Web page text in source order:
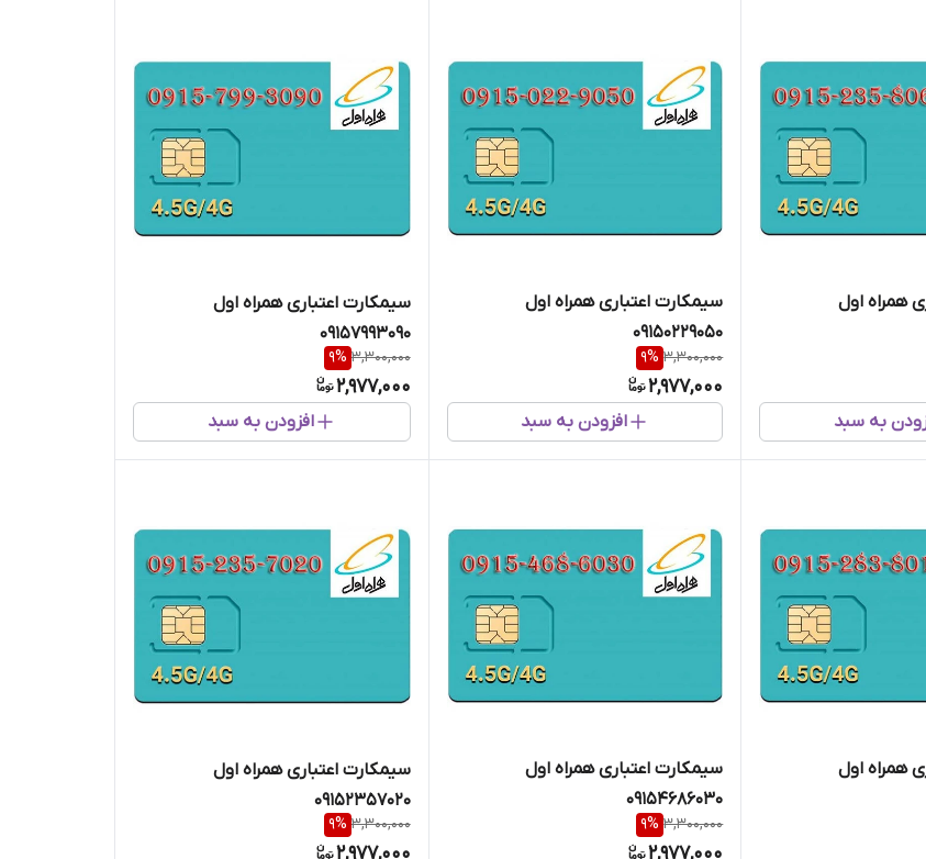
همراه اول
به سبد
سیمکارت اعتباری همراه اول
09150229050
3,300,000
9%
2,977,000
افزودن به سبد
سیمکارت اعتباری همراه اول
09157993090
3,300,000
9%
2,977,000
افزودن به سبد
همراه اول
سیمکارت اعتباری همراه اول
09154686030
3,300,000
9%
سیمکارت اعتباری همراه اول
09152357020
3,300,000
9%